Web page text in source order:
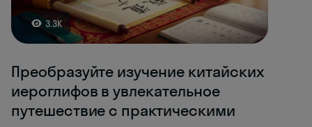
3.3K
Преобразуйте изучение китайских
иероглифов в увлекательное
путешествие с практическими